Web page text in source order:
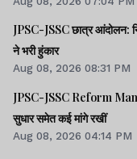
JPSC-JSSC छात्र आंदोलन:
ने भरी हुंकार
Aug 08, 2026 08:31 PM
JPSC-JSSC Reform
सुधार समेत कई मांगे रखीं
Aug 08, 2026 04:14 PM